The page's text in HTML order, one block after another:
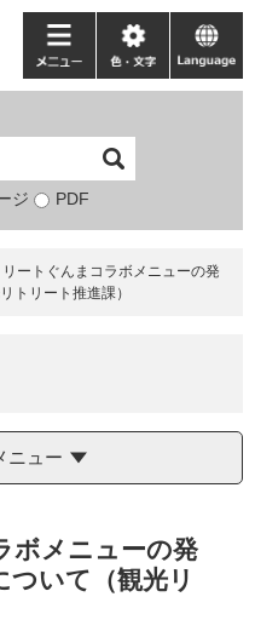
ジ PDF
メ
ニ
ー
色・
文
language
リートぐんまコラボメニューの発
トリート推進課）
ニュー
ボメニューの発
いて（観光リ